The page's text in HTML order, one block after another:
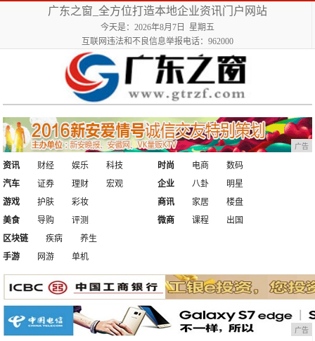
广东之窗_全方位打造本地企业资讯门户网站
今天是：2026年8月7日 星期五
互联网违法和不良信息举报电话：962000
广告
资讯 财经 娱乐
科技
汽车
证券 理财 宏观
时尚 电商
数码
企业
八卦
明星
游戏
护肤
彩妆
美食
导购 评测
商讯 家居
楼盘
微商
课程
出国
区块链
疾病
养生
手游
网游 单机
广告